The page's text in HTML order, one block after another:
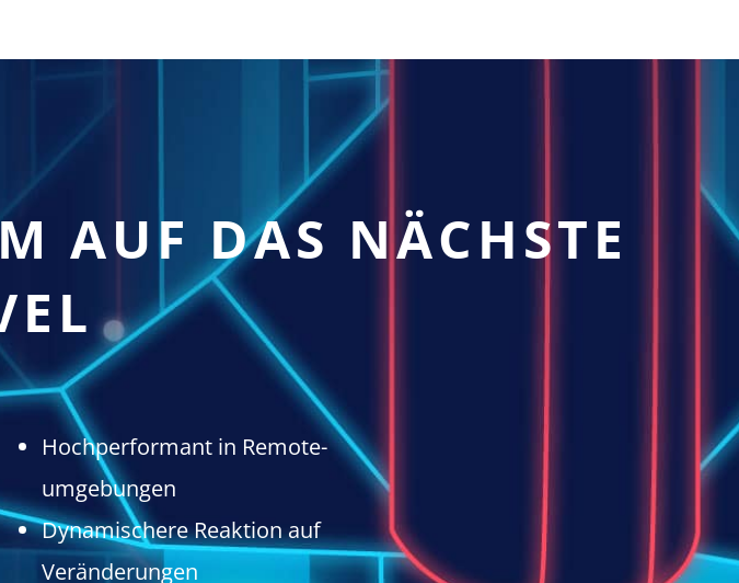
AUF DAS NÄCHSTE
Hochperformant in Remote-
umgebungen
Dynamischere Reaktion auf
Veränderungen